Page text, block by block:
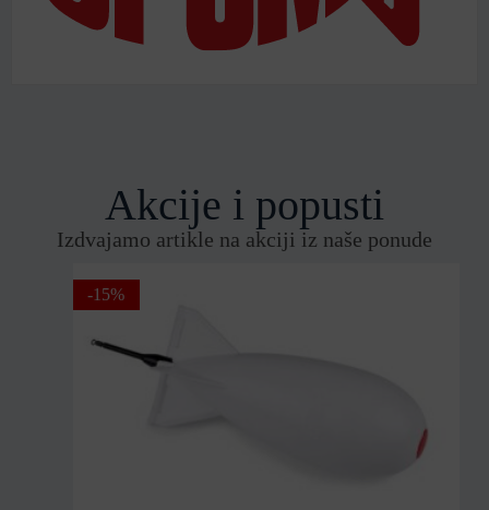
Akcije i popusti
Izdvajamo artikle na akciji iz naše ponude
-15%